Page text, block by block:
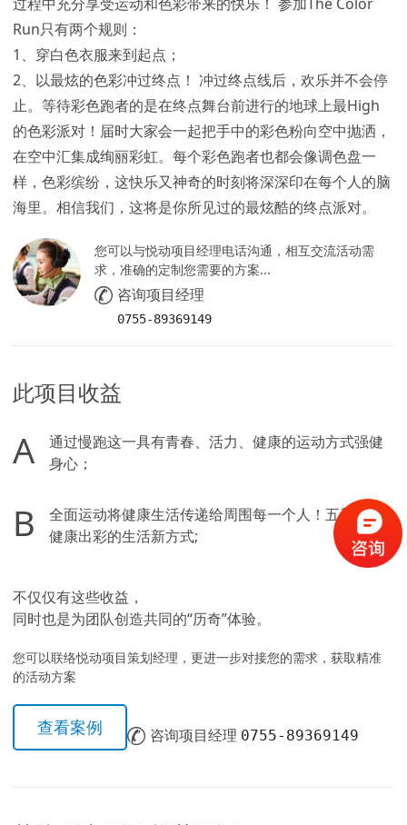
Run只有两个规则：
1、穿白色衣服来到起点；
2、以最炫的色彩冲过终点！ 冲过终点线后，欢乐并不会停
止。等待彩色跑者的是在终点舞台前进行的地球上最High
的色彩派对！届时大家会一起把手中的彩色粉向空中抛洒，
在空中汇集成绚丽彩虹。每个彩色跑者也都会像调色盘一
样，色彩缤纷，这快乐又神奇的时刻将深深印在每个人的脑
海里。相信我们，这将是你所见过的最炫酷的终点派对。
您可以与悦动项目经理电话沟通，相互交流活动需
求，准确的定制您需要的方案...
咨询项目经理
0755-89369149
此项目收益
A
通过慢跑这一具有青春、活力、健康的运动方式强健
身心；
B
全面运动将健康生活传递给周围每一个人！五颜六色
健康出彩的生活新方式;
不仅仅有这些收益，
同时也是为团队创造共同的“历奇”体验。
您可以联络悦动项目策划经理，更进一步对接您的需求，获取精准
的活动方案
查看案例 咨询项目经理 0755-89369149